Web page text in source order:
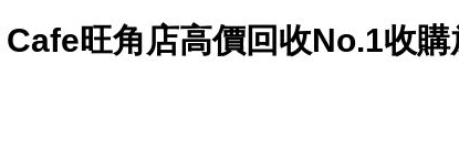
旺角店高價回收No.1收